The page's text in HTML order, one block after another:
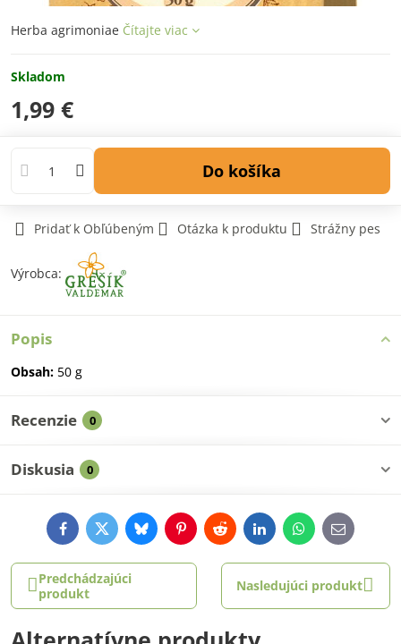
Herba agrimoniae Čítajte viac
Skladom
1,99 €
Do košíka
Pridať k Obľúbeným Otázka k produktu Strážny pes
Výrobca:
Popis
Obsah: 50 g
Recenzie 0
Diskusia 0
FacebookTwitterBlueskyPinterestRedditLinkedInWhatsApp
E-
mail
Predchádzajúci
produkt
Nasledujúci produkt